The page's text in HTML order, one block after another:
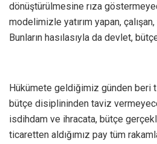
dönüştürülmesine rıza
modelimizle yatırım yapan,
Bunların hasılasıyla da devlet,
Hükümete geldiğimiz günden beri
bütçe disiplininden taviz
isdihdam ve ihracata, bütçe
ticaretten aldığımız pay tüm